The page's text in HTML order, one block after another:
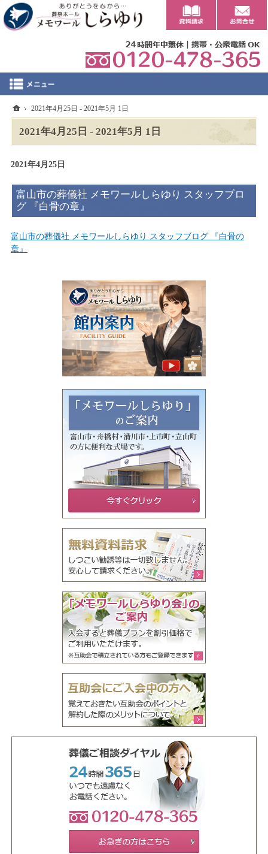
2021年4月25日 - 2021年5月 1日
2021年4月25日
富山市の葬儀社 メモワールしらゆり スタッフブロ
グ 『白骨の章』
富山市の葬儀社 メモワールしらゆり スタッフブログ 『白骨の
章』
ホーム
2021年4月25日 - 2021年5月 1日